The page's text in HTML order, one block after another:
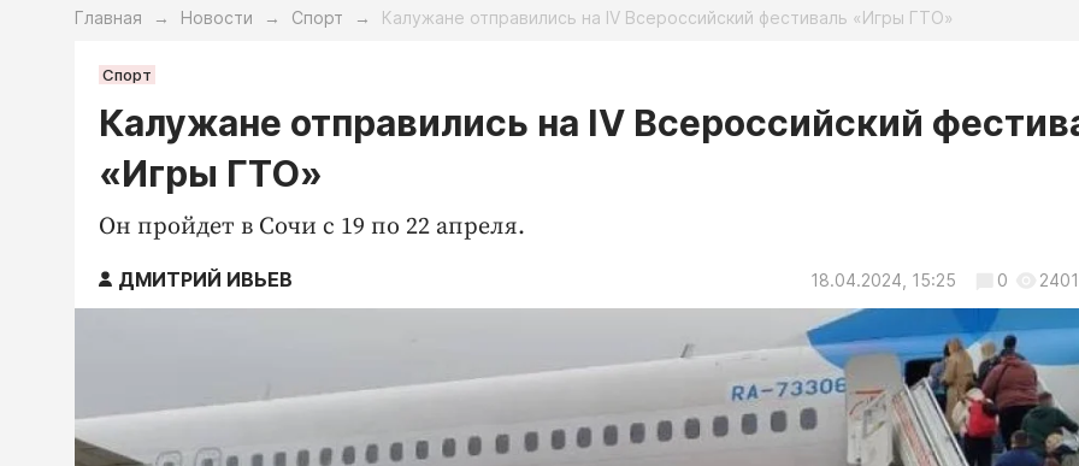
Главная → Новости → Спорт → Калужане отправились на IV Всероссийский фестиваль «Игры ГТО»
Спорт
Калужане отправились на IV Всероссийский
«Игры ГТО»
Он пройдет в Сочи с 19 по 22 апреля.
ДМИТРИЙ ИВЬЕВ 18.04.2024, 15:25 0 2401